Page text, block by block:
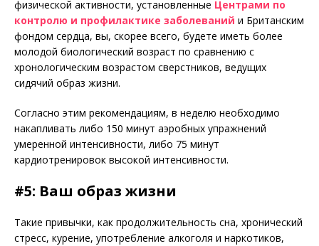
физической активности, установленные Центрами по
контролю и профилактике заболеваний и Британским
фондом сердца, вы, скорее всего, будете иметь более
молодой биологический возраст по сравнению с
хронологическим возрастом сверстников, ведущих
сидячий образ жизни.
Согласно этим рекомендациям, в неделю необходимо
накапливать либо 150 минут аэробных упражнений
умеренной интенсивности, либо 75 минут
кардиотренировок высокой интенсивности.
#5: Ваш образ жизни
Такие привычки, как продолжительность сна, хронический
стресс, курение, употребление алкоголя и наркотиков,